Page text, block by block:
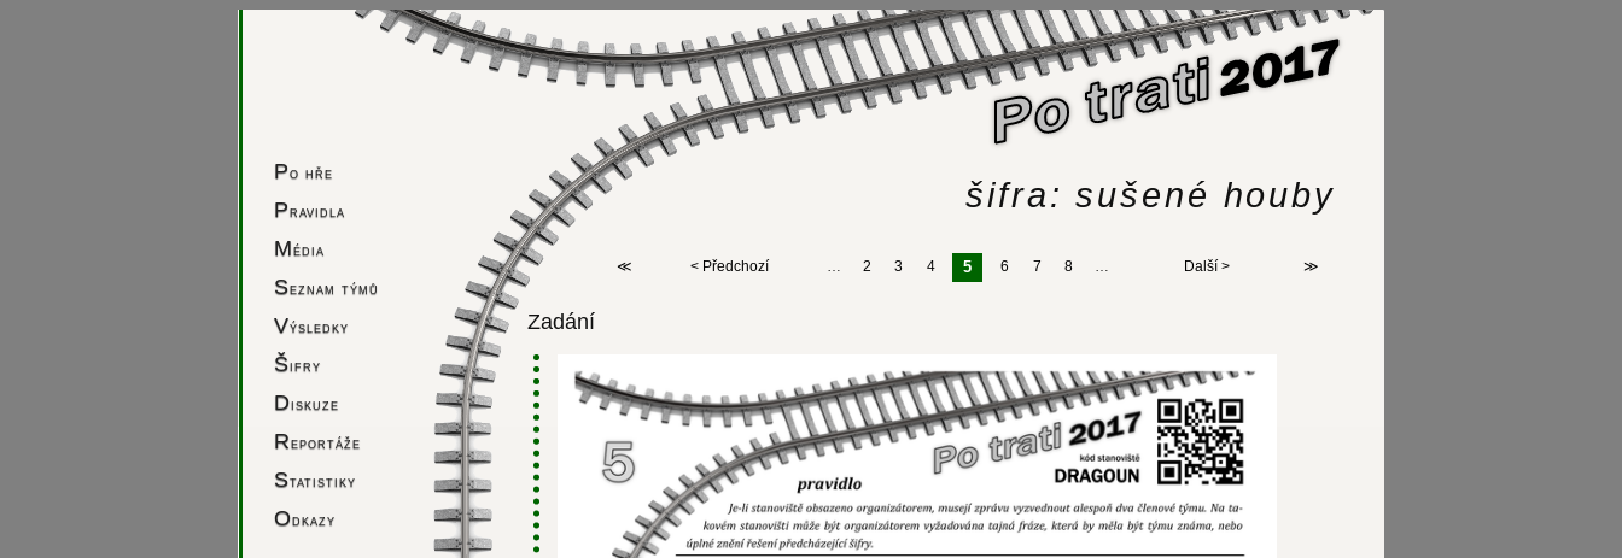
Po hře
Pravidla
Média
Seznam týmů
Výsledky
Šifry
Diskuze
Reportáže
Statistiky
Odkazy
šifra: sušené houby
≪ < Předchozí … 2 3 4 5 6 7 8 … Další > ≫
Zadání